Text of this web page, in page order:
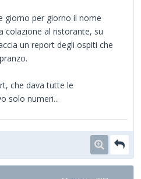
giorno per giorno il nome
colazione al ristorante, su
un report degli ospiti che
che dava tutte le
solo numeri...